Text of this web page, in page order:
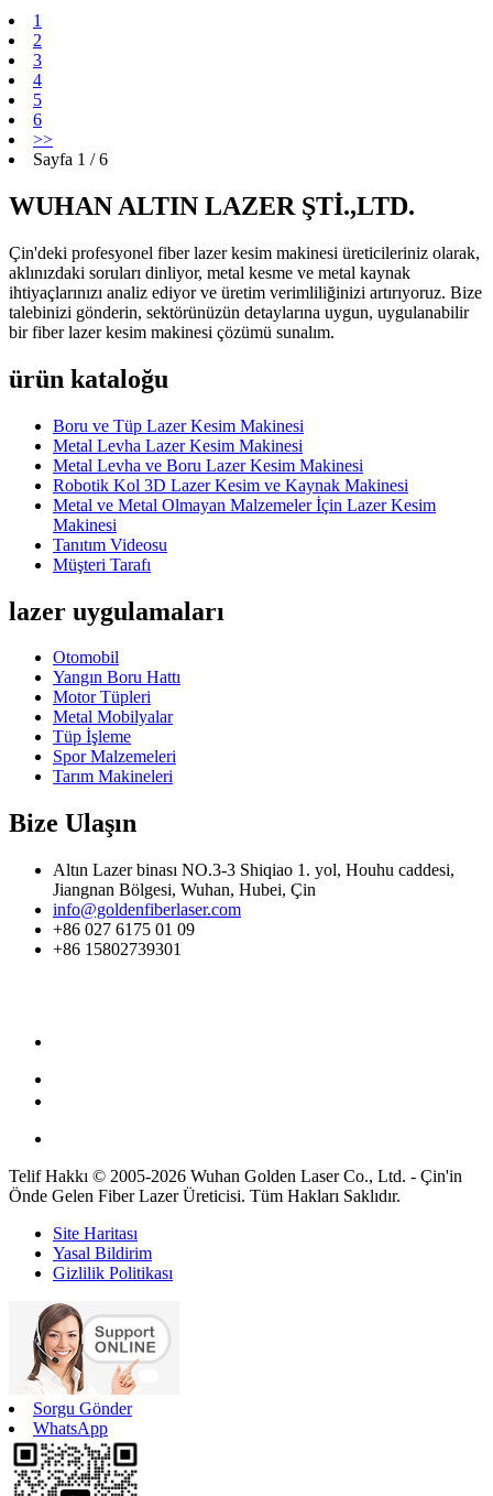
1
2
3
4
5
6
>>
Sayfa 1 / 6
WUHAN ALTIN ​​LAZER ŞTİ.,LTD.
Çin'deki profesyonel fiber lazer kesim makinesi üreticileriniz olarak,
aklınızdaki soruları dinliyor, metal kesme ve metal kaynak
ihtiyaçlarınızı analiz ediyor ve üretim verimliliğinizi artırıyoruz. Bize
talebinizi gönderin, sektörünüzün detaylarına uygun, uygulanabilir
bir fiber lazer kesim makinesi çözümü sunalım.
ürün kataloğu
Boru ve Tüp Lazer Kesim Makinesi
Metal Levha Lazer Kesim Makinesi
Metal Levha ve Boru Lazer Kesim Makinesi
Robotik Kol 3D Lazer Kesim ve Kaynak Makinesi
Metal ve Metal Olmayan Malzemeler İçin Lazer Kesim
Makinesi
Tanıtım Videosu
Müşteri Tarafı
lazer uygulamaları
Otomobil
Yangın Boru Hattı
Motor Tüpleri
Metal Mobilyalar
Tüp İşleme
Spor Malzemeleri
Tarım Makineleri
Bize Ulaşın
Altın Lazer binası NO.3-3 Shiqiao 1. yol, Houhu caddesi,
Jiangnan Bölgesi, Wuhan, Hubei, Çin
info@goldenfiberlaser.com
+86 027 6175 01 09
+86 15802739301
Telif Hakkı © 2005-2026 Wuhan Golden Laser Co., Ltd. - Çin'in
Önde Gelen Fiber Lazer Üreticisi. Tüm Hakları Saklıdır.
Site Haritası
Yasal Bildirim
Gizlilik Politikası
Sorgu Gönder
WhatsApp